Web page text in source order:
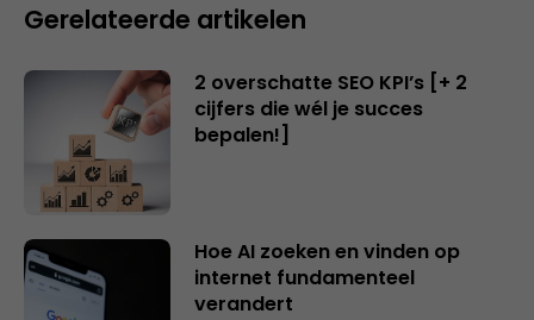
Gerelateerde artikelen
2 overschatte SEO KPI’s [+ 2
cijfers die wél je succes
bepalen!]
Hoe AI zoeken en vinden op
internet fundamenteel
verandert